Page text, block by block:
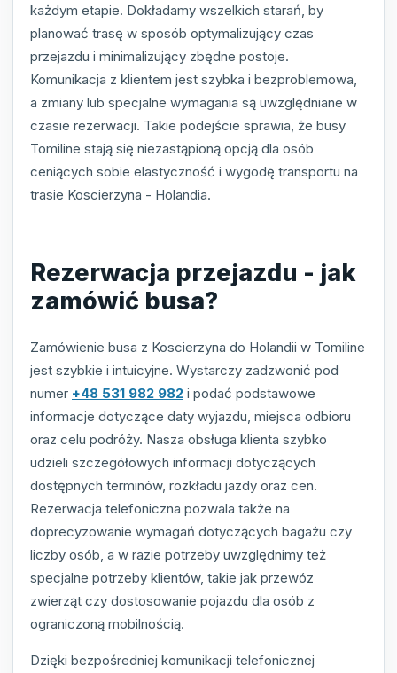
każdym etapie. Dokładamy wszelkich starań, by
planować trasę w sposób optymalizujący czas
przejazdu i minimalizujący zbędne postoje.
Komunikacja z klientem jest szybka i bezproblemowa,
a zmiany lub specjalne wymagania są uwzględniane w
czasie rezerwacji. Takie podejście sprawia, że busy
Tomiline stają się niezastąpioną opcją dla osób
ceniących sobie elastyczność i wygodę transportu na
trasie Koscierzyna - Holandia.
Rezerwacja przejazdu - jak
zamówić busa?
Zamówienie busa z Koscierzyna do Holandii w Tomiline
jest szybkie i intuicyjne. Wystarczy zadzwonić pod
numer +48 531 982 982 i podać podstawowe
informacje dotyczące daty wyjazdu, miejsca odbioru
oraz celu podróży. Nasza obsługa klienta szybko
udzieli szczegółowych informacji dotyczących
dostępnych terminów, rozkładu jazdy oraz cen.
Rezerwacja telefoniczna pozwala także na
doprecyzowanie wymagań dotyczących bagażu czy
liczby osób, a w razie potrzeby uwzględnimy też
specjalne potrzeby klientów, takie jak przewóz
zwierząt czy dostosowanie pojazdu dla osób z
ograniczoną mobilnością.
Dzięki bezpośredniej komunikacji telefonicznej